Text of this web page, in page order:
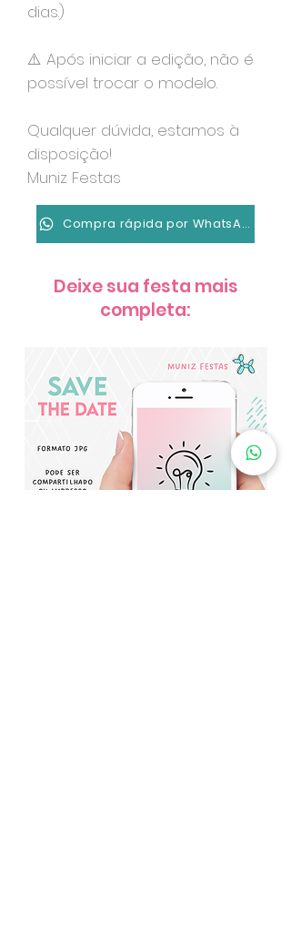
dias.)
⚠️ Após iniciar a edição, não é
possível trocar o modelo.
Qualquer dúvida, estamos à
disposição!
Muniz Festas
Compra rápida por WhatsApp
Deixe sua festa mais
completa: